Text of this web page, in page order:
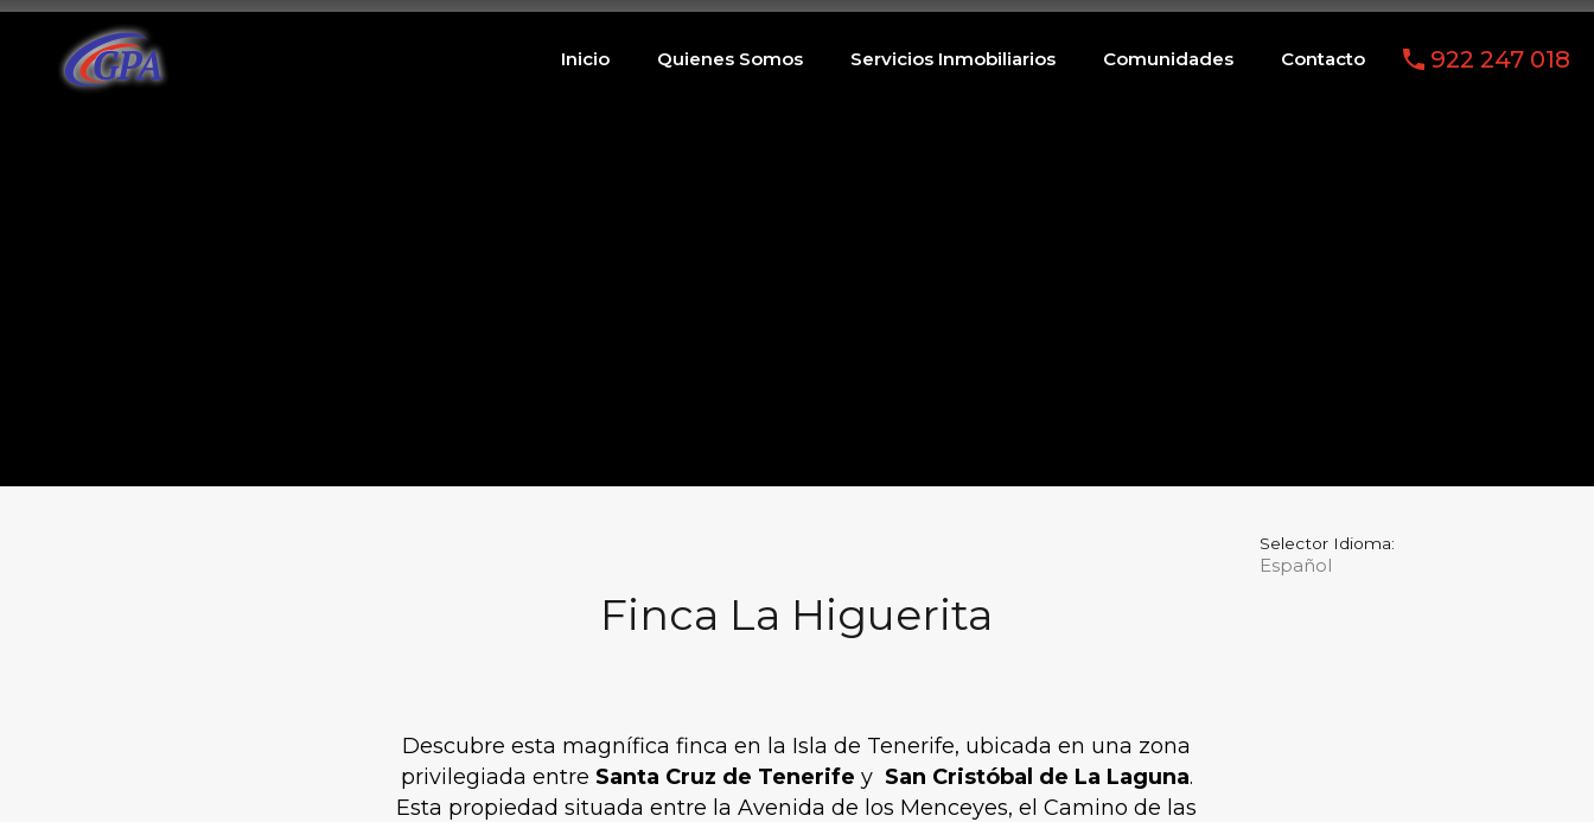
Inicio Quienes Somos Servicios Inmobiliarios Comunidades Contacto 922 247 018
Finca La Higuerita
Descubre esta magnífica finca en la Isla de Tenerife, ubicada en una zona
privilegiada entre Santa Cruz de Tenerife y San Cristóbal de La Laguna.
Esta propiedad situada entre la Avenida de los Menceyes, el Camino de las
Selector Idioma: